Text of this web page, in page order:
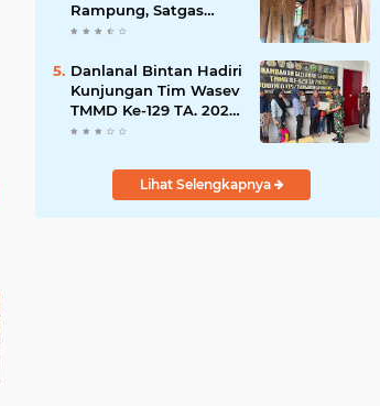
Rampung, Satgas
TMMD Ke-129 Kodim
Wujudkan Hunian
Layak bagi Warga
Danlanal Bintan Hadiri
Kunjungan Tim Wasev
TMMD Ke-129 TA. 2026
Kodim
Lihat Selengkapnya